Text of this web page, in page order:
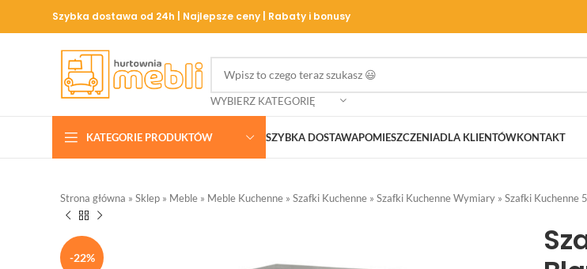
Szybka dostawa od 24h | Najlepsze ceny | Rabaty i bonusy
WYBIERZ KATEGORIĘ
KATEGORIE PRODUKTÓW SZYBKA DOSTAWAPOMIESZCZENIADLA KLIENTÓWKONTAKT
Strona główna » Sklep » Meble » Meble Kuchenne » Szafki Kuchenne » Szafki Kuchenne Wymiary » Szafki Kuchenne
-22%